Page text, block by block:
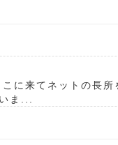
に来てネットの長所
ま...